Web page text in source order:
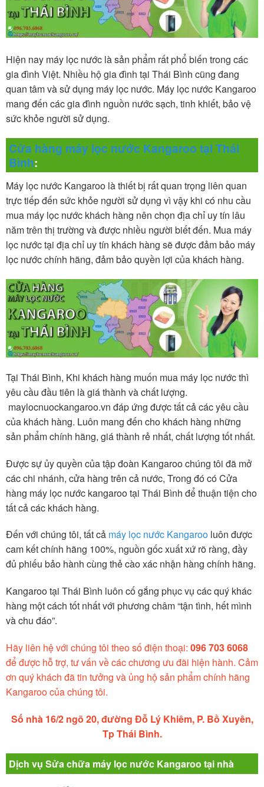
Hiện nay máy lọc nước là sản phẩm rất phổ biến trong các
gia đình Việt. Nhiều hộ gia đình tại Thái Bình cũng đang
quan tâm và sử dụng máy lọc nước. Máy lọc nước Kangaroo
mang đến các gia đình nguồn nước sạch, tinh khiết, bảo vệ
sức khỏe người sử dụng.
Cửa hàng máy lọc nước Kangaroo tại Thái
Bình:
Máy lọc nước Kangaroo là thiết bị rất quan trọng liên quan
trực tiếp đến sức khỏe người sử dụng vì vậy khi có nhu cầu
mua máy lọc nước khách hàng nên chọn địa chỉ uy tín lâu
năm trên thị trường và được nhiều người biết đến. Mua máy
lọc nước tại địa chỉ uy tín khách hàng sẽ được đảm bảo máy
lọc nước chính hãng, đảm bảo quyền lợi của khách hàng.
Tại Thái Bình, Khi khách hàng muốn mua máy lọc nước thì
yêu cầu đầu tiên là giá thành và chất lượng.
maylocnuockangaroo.vn đáp ứng được tất cả các yêu cầu
của khách hàng. Luôn mang đến cho khách hàng những
sản phẩm chính hãng, giá thành rẻ nhất, chất lượng tốt nhất.
Được sự ủy quyền của tập đoàn Kangaroo chúng tôi đã mở
các chi nhánh, cửa hàng trên cả nước, Trong đó có Cửa
hàng máy lọc nước kangaroo tại Thái Bình để thuận tiện cho
tất cả các khách hàng.
Đến với chúng tôi, tất cả máy lọc nước Kangaroo luôn được
cam kết chính hãng 100%, nguồn gốc xuất xứ rõ ràng, đầy
đủ phiếu bảo hành cùng thẻ cào xác nhận hàng chính hãng.
Kangaroo tại Thái Bình luôn cố gắng phục vụ các quý khác
hàng một cách tốt nhất với phương châm “tận tình, hết mình
và chu đáo”.
Hãy liên hệ với chúng tôi theo số điện thoại: 096 703 6068
để được hỗ trợ, tư vấn về các chương ưu đãi hiện hành. Cảm
ơn quý khách đã tin tưởng và ủng hộ sản phẩm chính hãng
Kangaroo của chúng tôi.
Số nhà 16/2 ngõ 20, đường Đỗ Lý Khiêm, P. Bồ Xuyên,
Tp Thái Bình.
Dịch vụ Sửa chữa máy lọc nước Kangaroo tại nhà